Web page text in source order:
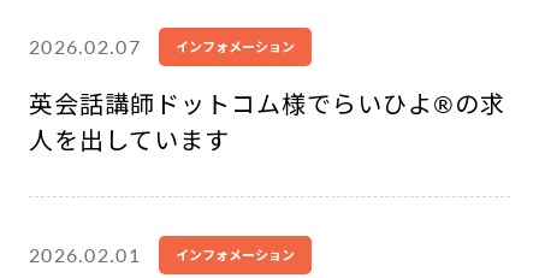
2026.02.07 インフォメーション
英会話講師ドットコム様でらいひよ®︎の求
人を出しています
2026.02.01 インフォメーション